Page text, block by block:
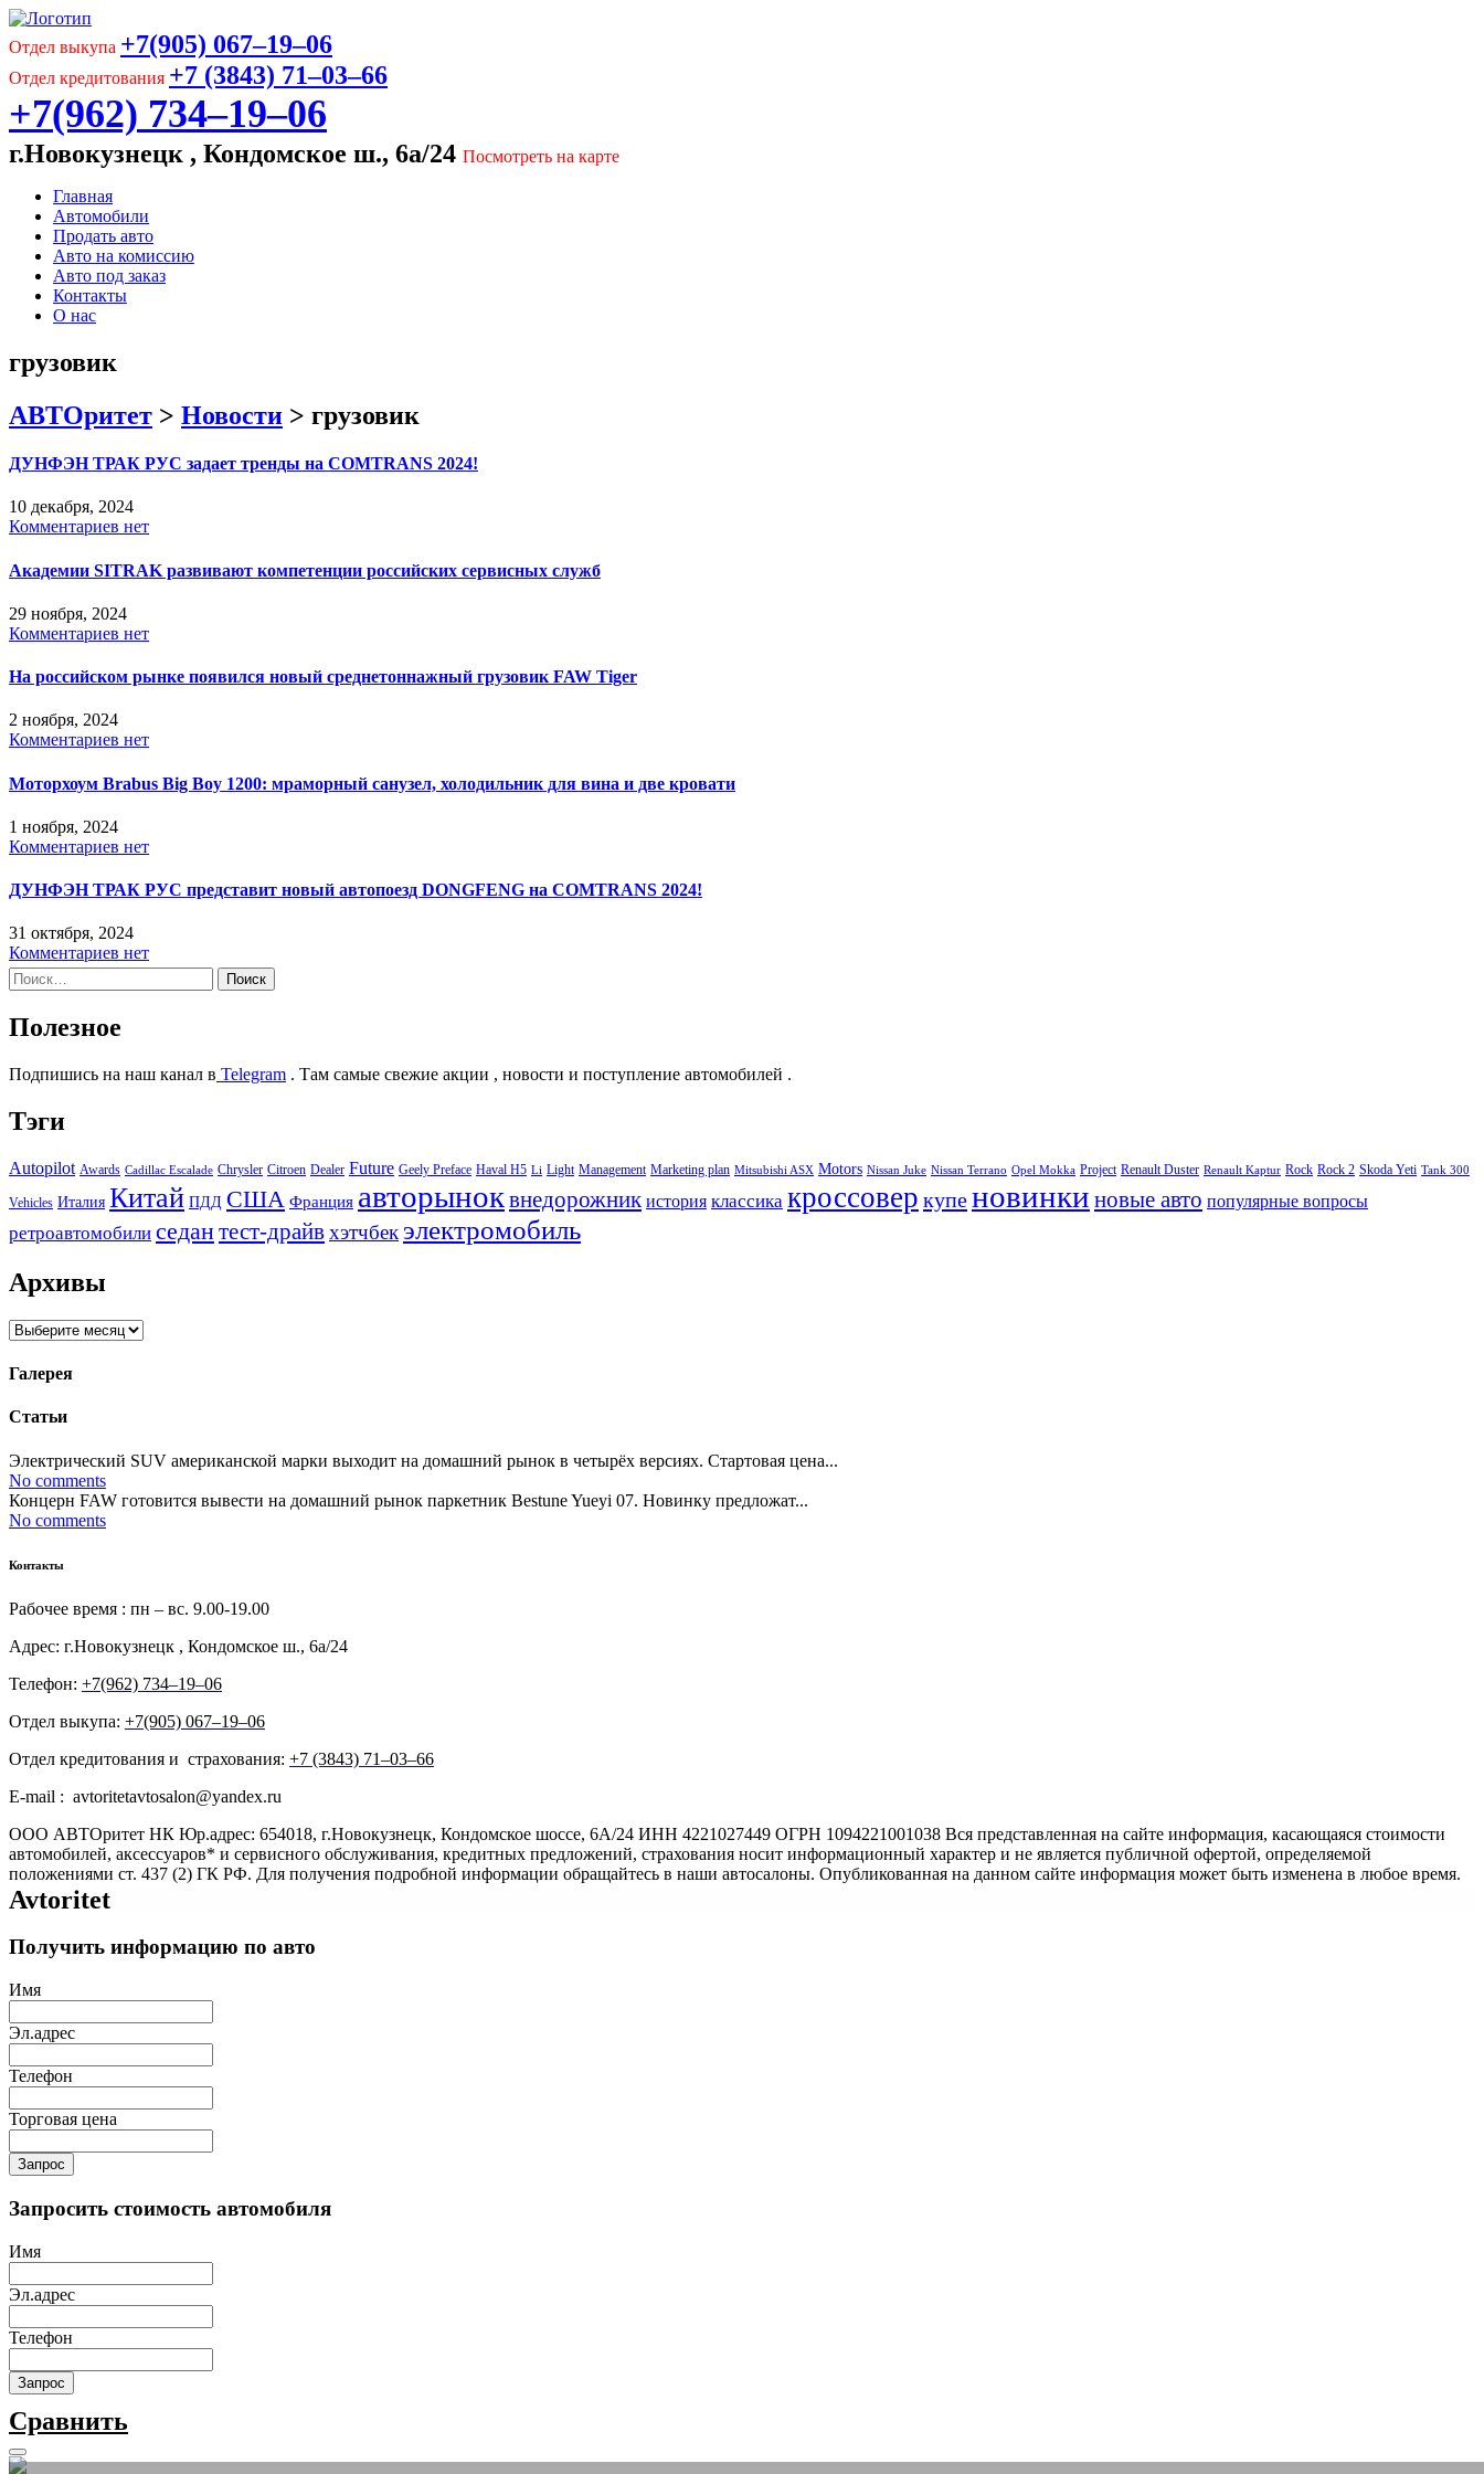
Отдел выкупа +7(905) 067‒19‒06
Отдел кредитования +7 (3843) 71‒03‒66
+7(962) 734‒19‒06
г.Новокузнецк , Кондомское ш., 6а/24 Посмотреть на карте
Главная
Автомобили
Продать авто
Авто на комиссию
Авто под заказ
Контакты
О нас
грузовик
АВТОритет > Новости > грузовик
ДУНФЭН ТРАК РУС задает тренды на COMTRANS 2024!
10 декабря, 2024
Комментариев нет
Академии SITRAK развивают компетенции российских сервисных служб
29 ноября, 2024
Комментариев нет
На российском рынке появился новый среднетоннажный грузовик FAW Tiger
2 ноября, 2024
Комментариев нет
Моторхоум Brabus Big Boy 1200: мраморный санузел, холодильник для вина и две кровати
1 ноября, 2024
Комментариев нет
ДУНФЭН ТРАК РУС представит новый автопоезд DONGFENG на COMTRANS 2024!
31 октября, 2024
Комментариев нет
Найти:
Полезное
Подпишись на наш канал в Telegram . Там самые свежие акции , новости и поступление автомобилей .
Тэги
Autopilot Awards Cadillac Escalade Chrysler Citroen Dealer Future Geely Preface Haval H5 Li Light Management Marketing plan Mitsubishi ASX Motors Nissan Juke Nissan Terrano Opel Mokka Project Renault Duster Renault Kaptur Rock Rock 2 Skoda Yeti Tank 300
Vehicles Италия Китай ПДД США Франция авторыноквнедорожник история классика кроссовер купеновинки новые авто популярные вопросы
ретроавтомобили седантест-драйвхэтчбек электромобиль
Архивы
Архивы
Галерея
Статьи
Электрический SUV американской марки выходит на домашний рынок в четырёх версиях. Стартовая цена...
No comments
Концерн FAW готовится вывести на домашний рынок паркетник Bestune Yueyi 07. Новинку предложат...
No comments
Контакты
Рабочее время : пн – вс. 9.00-19.00
Адрес: г.Новокузнецк , Кондомское ш., 6а/24
Телефон: +7(962) 734‒19‒06
Отдел выкупа: +7(905) 067‒19‒06
Отдел кредитования и страхования: +7 (3843) 71‒03‒66
E-mail : avtoritetavtosalon@yandex.ru
ООО АВТОритет НК Юр.адрес: 654018, г.Новокузнецк, Кондомское шоссе, 6А/24 ИНН 4221027449 ОГРН 1094221001038 Вся представленная на сайте информация, касающаяся стоимости
автомобилей, аксессуаров* и сервисного обслуживания, кредитных предложений, страхования носит информационный характер и не является публичной офертой, определяемой
положениями ст. 437 (2) ГК РФ. Для получения подробной информации обращайтесь в наши автосалоны. Опубликованная на данном сайте информация может быть изменена в любое время.
Avtoritet
Получить информацию по авто
Имя
Эл.адрес
Телефон
Торговая цена
Запрос
Запросить стоимость автомобиля
Имя
Эл.адрес
Телефон
Запрос
Сравнить